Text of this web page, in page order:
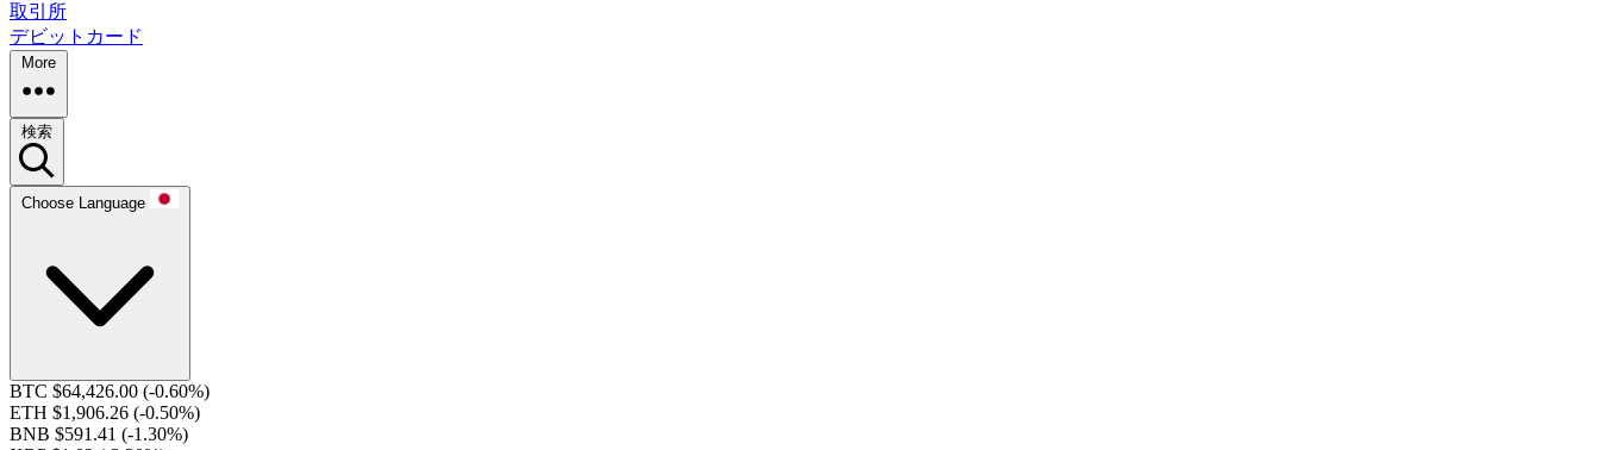
取引所
デビットカード
More
検索
Choose Language
BTC $64,426.00 (-0.60%)
ETH $1,906.26 (-0.50%)
BNB $591.41 (-1.30%)